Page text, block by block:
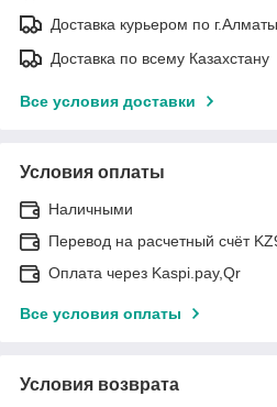
Доставка курьером по г.Алматы
Доставка по всему Казахстану
Все условия доставки
Условия оплаты
Наличными
Перевод на расчетный счёт
Оплата через Kaspi.pay,Qr
Все условия оплаты
Условия возврата